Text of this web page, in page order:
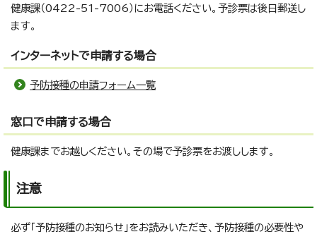
健康課（0422-51-7006）にお電話ください。予診票は後日郵送し
ます。
インターネットで申請する場合
予防接種の申請フォーム一覧
窓口で申請する場合
健康課までお越しください。その場で予診票をお渡しします。
注意
必ず「予防接種のお知らせ」をお読みいただき、予防接種の必要性や